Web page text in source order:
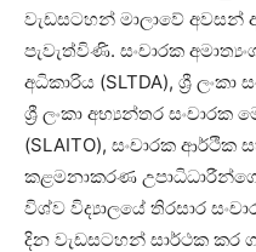
වැඩසටහන් මාලාවේ අවසන්
පැවැත්විණි. සංචාරක
අධිකාරිය (SLTDA), ශ්‍රී
ශ්‍රී ලංකා අභ්‍යන්තර
(SLAITO), සංචාරක
කළමනාකරණ
විශ්ව විද්‍යාලයේ තිරසාර
දින වැඩසටහන් සාර්ථක කර